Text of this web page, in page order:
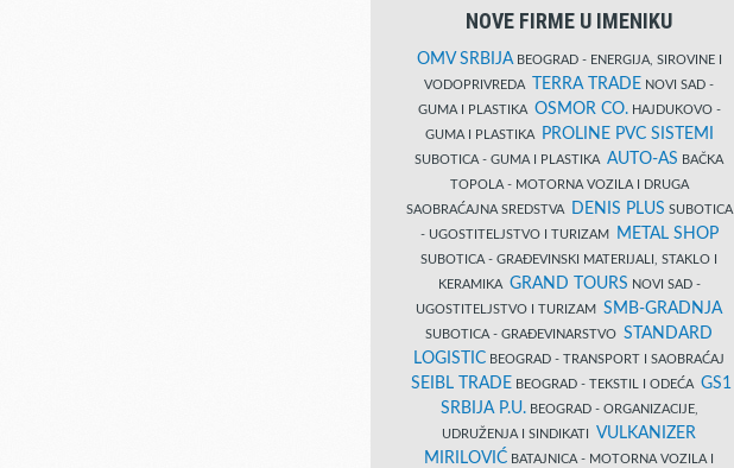
NOVE FIRME U IMENIKU
OMV SRBIJABEOGRAD - ENERGIJA, SIROVINE I
VODOPRIVREDA
TERRA TRADE NOVI SAD -
GUMA I PLASTIKA OSMOR CO.HAJDUKOVO -
GUMA I PLASTIKA
PROLINE PVC SISTEMI
SUBOTICA - GUMA I PLASTIKA AUTO-AS BAČKA
TOPOLA - MOTORNA VOZILA I DRUGA
SAOBRAĆAJNA SREDSTVA
DENIS PLUS SUBOTICA
- UGOSTITELJSTVO I TURIZAM
METAL SHOP
SUBOTICA - GRAĐEVINSKI MATERIJALI, STAKLO I
KERAMIKA GRAND TOURS NOVI SAD -
UGOSTITELJSTVO I TURIZAM SMB-GRADNJA
SUBOTICA - GRAĐEVINARSTVO STANDARD
LOGISTIC BEOGRAD - TRANSPORT I SAOBRAĆAJ
SEIBL TRADE BEOGRAD - TEKSTIL I ODEĆA GS1
SRBIJA P.U.BEOGRAD - ORGANIZACIJE,
UDRUŽENJA I SINDIKATI VULKANIZER
MIRILOVIĆ BATAJNICA - MOTORNA VOZILA I